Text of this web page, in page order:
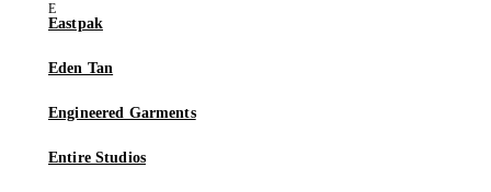
Eastpak
Eden Tan
Engineered Garments
Entire Studios